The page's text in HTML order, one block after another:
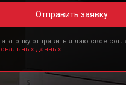
Отправить заявку
кнопку отправить я даю свое
данных.